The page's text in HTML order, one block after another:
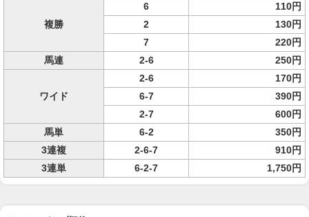
複勝
6
110円
2
130円
7
220円
馬連
2-6 250円
ワイド
2-6
170円
6-7
390円
2-7
600円
馬単
6-2
350円
3連複
2-6-7
910円
3連単
6-2-7 1,750円